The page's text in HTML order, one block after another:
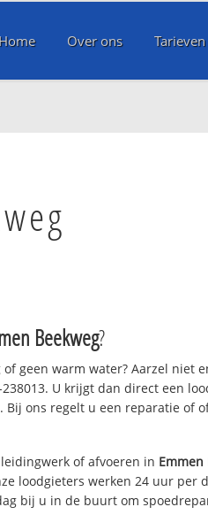
Home Over ons Tarieven
Beekweg?
geen warm water? Aarzel niet
U krijgt dan direct een
Bij ons regelt u een reparatie of
of afvoeren in Emmen
loodgieters werken 24 uur per
bij u in de buurt om